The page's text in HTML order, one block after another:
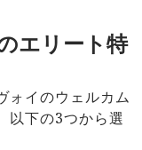
エリート特
ォイのウェルカム
以下の3つから選